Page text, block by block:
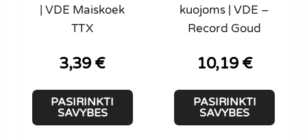
| VDE Maiskoek
TTX
3,39 €
PASIRINKTI
SAVYBES
This
kuojoms | VDE –
Record Goud
10,19 €
PASIRINKTI
SAVYBES
This